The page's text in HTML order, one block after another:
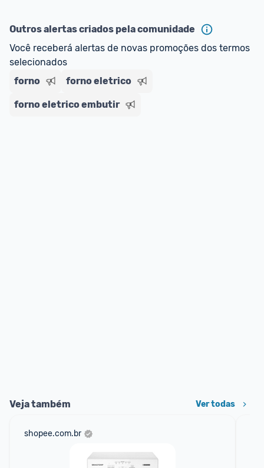
Outros alertas criados pela comunidade
Você receberá alertas de novas promoções dos termos
selecionados
forno
forno eletrico
forno eletrico embutir
Veja também Ver todas
shopee.com.br